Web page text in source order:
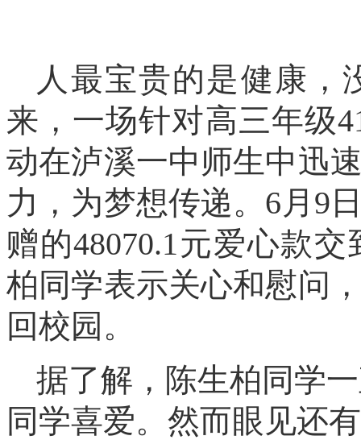
人最宝贵的是健康，
来 ，一场针对高三年级
动在泸溪一中师生中迅
力，为梦想传递。 6月9
赠的48070.1元爱心款交
柏同学表示关心和慰问
回校园。
据了解，陈生柏同学
同学喜爱。然而眼见还